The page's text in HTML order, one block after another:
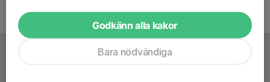
Godkänn alla kakor
Bara nödvändiga